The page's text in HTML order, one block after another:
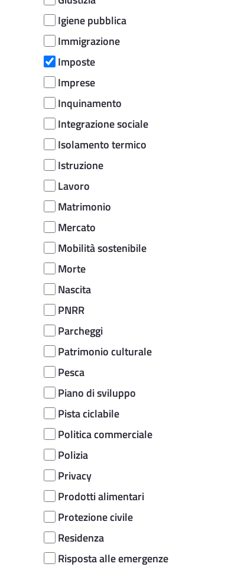
Igiene pubblica
Immigrazione
Imposte
Imprese
Inquinamento
Integrazione sociale
Isolamento termico
Istruzione
Lavoro
Matrimonio
Mercato
Mobilità sostenibile
Morte
Nascita
PNRR
Parcheggi
Patrimonio culturale
Pesca
Piano di sviluppo
Pista ciclabile
Politica commerciale
Polizia
Privacy
Prodotti alimentari
Protezione civile
Residenza
Risposta alle emergenze